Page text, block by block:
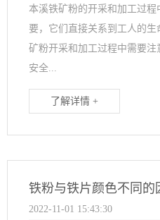
本溪铁矿粉的开采和加工过
要，它们直接关系到工人的
矿粉开采和加工过程中需要
安全...
了解详情 +
铁粉与铁片颜色不同的
2022-11-01 15:43:30